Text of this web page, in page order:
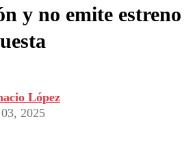
y no emite estreno
López
2025